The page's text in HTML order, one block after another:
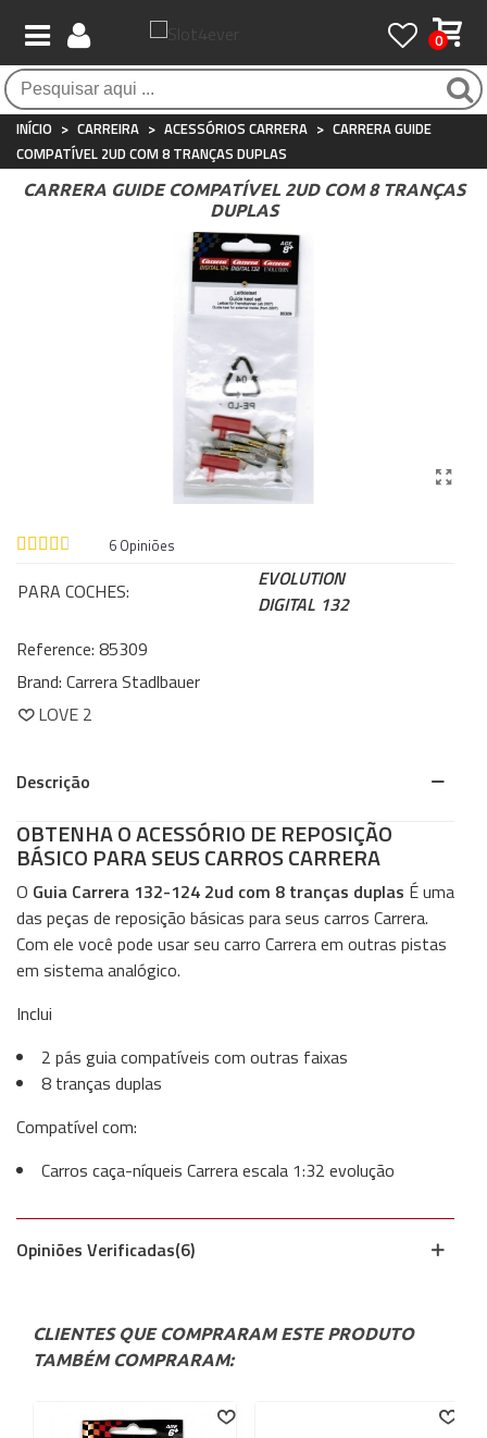
0
Atendimento ao Cliente
Whatsapp+34 697 854 500
Frete grátis / 24 horas
Para compras acima de €90
Pagamento 100% seguro
Compras seguras com SSL o tempo todo
INÍCIO > CARREIRA > ACESSÓRIOS CARRERA > CARRERA GUIDE
COMPATÍVEL 2UD COM 8 TRANÇAS DUPLAS
CARRERA GUIDE COMPATÍVEL 2UD COM 8 TRANÇAS
DUPLAS
6 Opiniões
PARA COCHES:
EVOLUTION
DIGITAL 132
Reference: 85309
Brand: Carrera Stadlbauer
LOVE 2
Descrição
OBTENHA O ACESSÓRIO DE REPOSIÇÃO
BÁSICO PARA SEUS CARROS CARRERA
O Guia Carrera 132-124 2ud com 8 tranças duplas É uma
das peças de reposição básicas para seus carros Carrera.
Com ele você pode usar seu carro Carrera em outras pistas
em sistema analógico.
Inclui
2 pás guia compatíveis com outras faixas
8 tranças duplas
Compatível com:
Carros caça-níqueis Carrera escala 1:32 evolução
Opiniões Verificadas(6)
CLIENTES QUE COMPRARAM ESTE PRODUTO
TAMBÉM COMPRARAM: